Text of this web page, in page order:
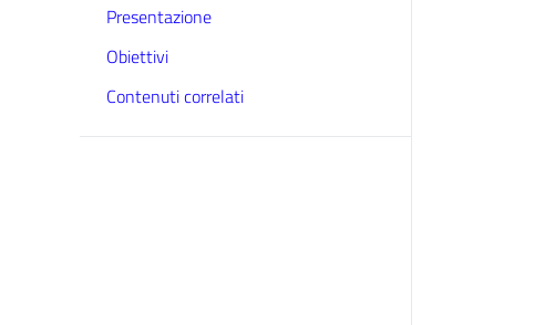
Presentazione
Obiettivi
Contenuti correlati